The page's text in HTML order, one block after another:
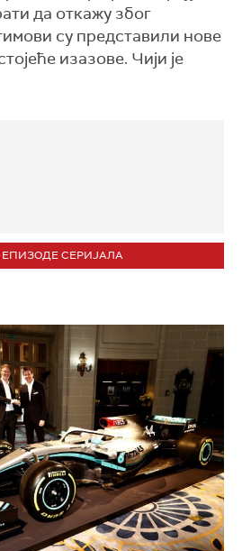
да откажу због
су представили нове
изазове. Чији је
ЕПИЗОДЕ СЕРИЈАЛА